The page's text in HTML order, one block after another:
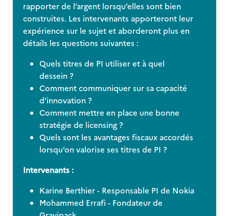
rapporter de l’argent lorsqu’elles sont bien
construites. Les intervenants apporteront leur
expérience sur le sujet et aborderont plus en
détails les questions suivantes :
Quels titres de PI utiliser et à quel
dessein ?
Comment communiquer sur sa capacité
d’innovation ?
Comment mettre en place une bonne
stratégie de licensing ?
Quels sont les avantages fiscaux accordés
lorsqu’on valorise ses titres de PI ?
Intervenants :
Karine Berthier - Responsable PI de Nokia
Mohammed Errafi - Fondateur de